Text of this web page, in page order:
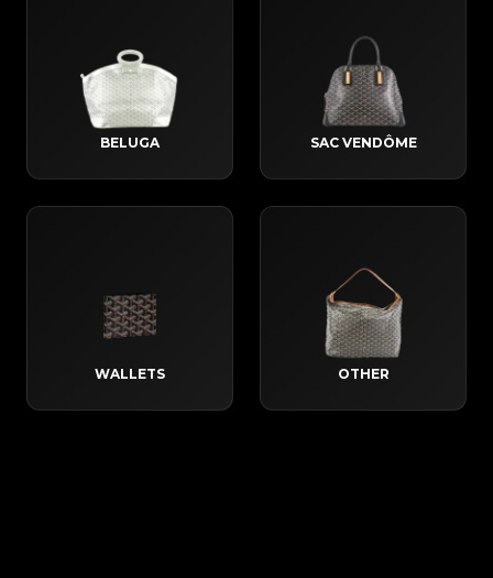
BELUGA SAC VENDÔME
WALLETS OTHER